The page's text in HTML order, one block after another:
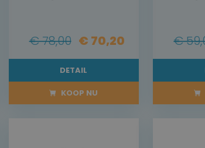
€ 78,00 € 70,20
DETAIL
KOOP NU
€